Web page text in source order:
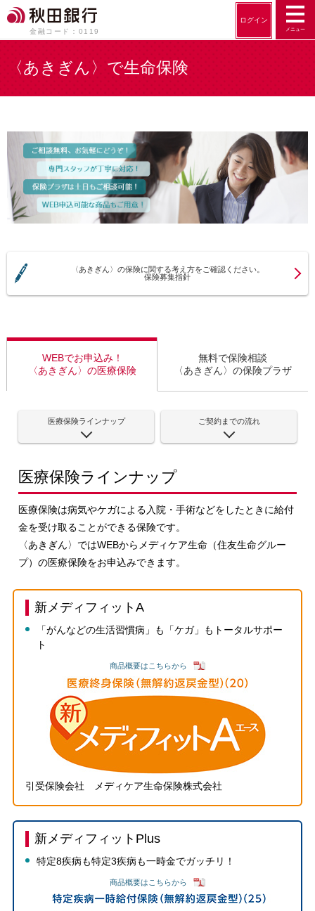
メニュー
ログイン
金融コード：0119
〈あきぎん〉で生命保険
〈あきぎん〉の保険に関する考え方をご確認ください。
保険募集指針
WEBでお申込み！
〈あきぎん〉の医療保険
無料で保険相談
〈あきぎん〉の保険プラザ
医療保険ラインナップ ご契約までの流れ
医療保険ラインナップ
医療保険は病気やケガによる入院・手術などをしたときに給付
金を受け取ることができる保険です。
〈あきぎん〉ではWEBからメディケア生命（住友生命グルー
プ）の医療保険をお申込みできます。
引受保険会社 メディケア生命保険株式会社
新メディフィットA
「がんなどの生活習慣病」も「ケガ」もトータルサポー
ト
商品概要はこちらから
新メディフィットPlus
特定8疾病も特定3疾病も一時金でガッチリ！
商品概要はこちらから